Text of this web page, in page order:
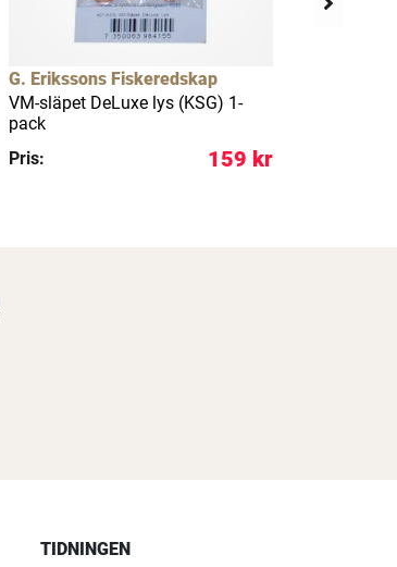
G. Erikssons Fiskeredskap
VM-släpet DeLuxe lys (KSG) 1-
pack
Pris:
159 kr
TIDNINGEN